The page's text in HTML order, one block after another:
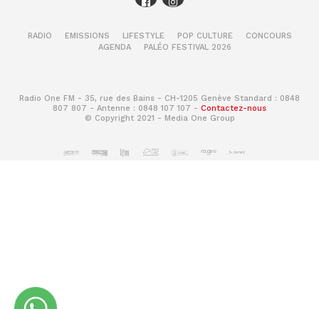
RADIO EMISSIONS LIFESTYLE POP CULTURE
CONCOURS
AGENDA
PALÉO FESTIVAL 2026
Radio One FM - 35, rue des Bains - CH-1205 Genève Standard : 0848
807 807 - Antenne : 0848 107 107 - Contactez-nous
© Copyright 2021 - Media One Group